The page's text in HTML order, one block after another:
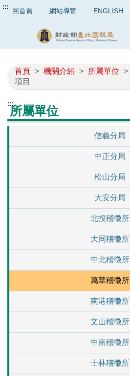
::: 回首頁 網站導覽 ENGLISH
首頁 > 機關介紹 > 所屬單位 >
項目
:::所屬單位
信義分局
中正分局
松山分局
大安分局
北投稽徵所
大同稽徵所
中北稽徵所
萬華稽徵所
南港稽徵所
文山稽徵所
中南稽徵所
士林稽徵所